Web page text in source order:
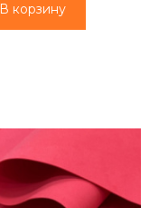
В корзину